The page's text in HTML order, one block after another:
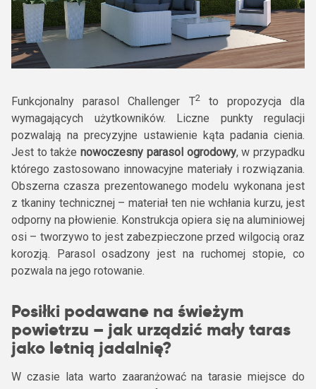
Funkcjonalny parasol Challenger T2to propozycja dla
wymagających użytkowników. Liczne punkty regulacji
pozwalają na precyzyjne ustawienie kąta padania cienia.
Jest to takżenowoczesny parasol ogrodowy, w przypadku
którego zastosowano innowacyjne materiały i rozwiązania.
Obszerna czasza prezentowanego modelu wykonana jest
z tkaniny technicznej – materiał ten nie wchłania kurzu, jest
odporny na płowienie. Konstrukcja opiera się na aluminiowej
osi – tworzywo to jest zabezpieczone przed wilgocią oraz
korozją. Parasol osadzony jest na ruchomej stopie, co
pozwala na jego rotowanie.
Posiłki podawane na świeżym
powietrzu – jak urządzić mały taras
jako letnią jadalnię?
W czasie lata warto zaaranżować na tarasie miejsce do